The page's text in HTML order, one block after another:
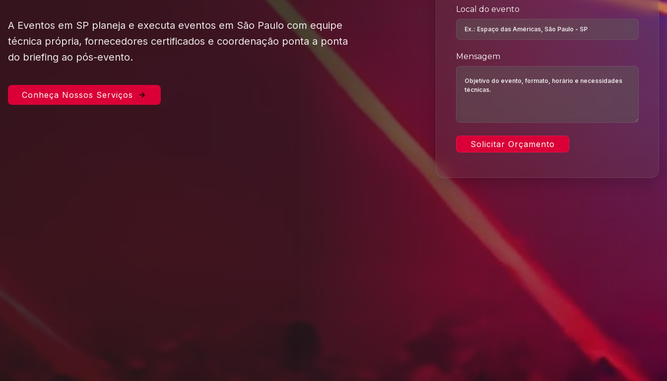
A Eventos em SP planeja e executa eventos em São Paulo com equipe
técnica própria, fornecedores certificados e coordenação ponta a ponta
do briefing ao pós-evento.
Conheça Nossos Serviços
Local do evento
Mensagem